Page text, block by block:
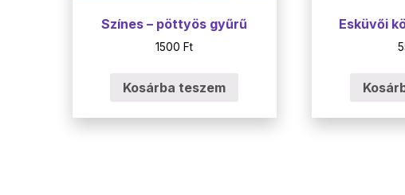
Színes – pöttyös gyűrű
1500Ft
Kosárba teszem
Esküvői